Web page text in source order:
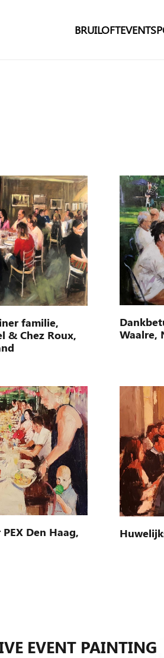
BRUILOFTEVENTS
familie,
& Chez Roux,
Waalre,
Den Haag,
EVENT PAINTING